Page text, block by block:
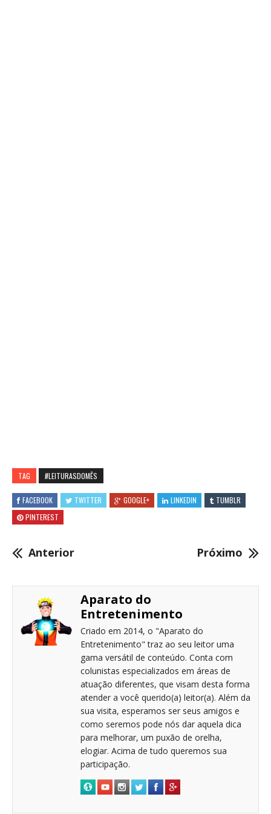
TAG #LEITURASDOMÊS
FACEBOOK TWITTER GOOGLE+ LINKEDIN
TUMBLR
PINTEREST
Anterior Próximo
Aparato do
Entretenimento
Criado em 2014, o "Aparato do
Entretenimento" traz ao seu leitor uma
gama versátil de conteúdo. Conta com
colunistas especializados em áreas de
atuação diferentes, que visam desta forma
atender a você querido(a) leitor(a). Além da
sua visita, esperamos ser seus amigos e
como seremos pode nós dar aquela dica
para melhorar, um puxão de orelha,
elogiar. Acima de tudo queremos sua
participação.